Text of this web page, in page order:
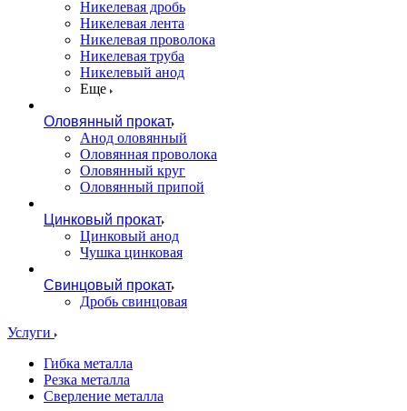
Никелевая дробь
Никелевая лента
Никелевая проволока
Никелевая труба
Никелевый анод
Еще
Оловянный прокат
Анод оловянный
Оловянная проволока
Оловянный круг
Оловянный припой
Цинковый прокат
Цинковый анод
Чушка цинковая
Свинцовый прокат
Дробь свинцовая
Услуги
Гибка металла
Резка металла
Сверление металла